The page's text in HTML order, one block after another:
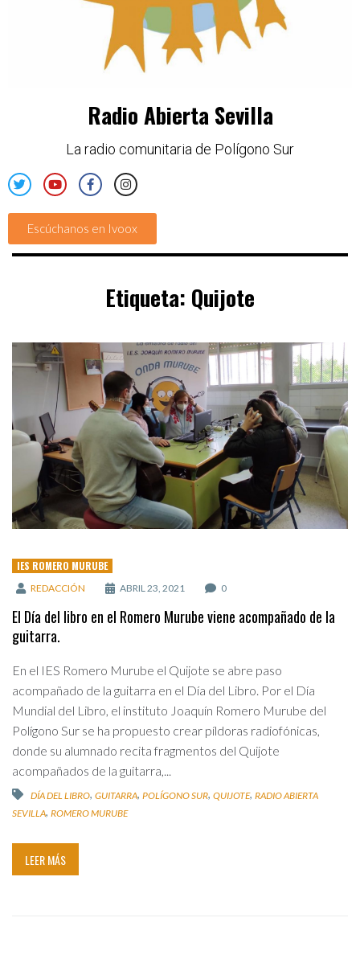
Radio Abierta Sevilla
La radio comunitaria de Polígono Sur
Escúchanos en Ivoox
Etiqueta: Quijote
IES ROMERO MURUBE
REDACCIÓN ABRIL 23, 2021 0
El Día del libro en el Romero Murube viene acompañado de la
guitarra.
En el IES Romero Murube el Quijote se abre paso
acompañado de la guitarra en el Día del Libro. Por el Día
Mundial del Libro, el instituto Joaquín Romero Murube del
Polígono Sur se ha propuesto crear píldoras radiofónicas,
donde su alumnado recita fragmentos del Quijote
acompañados de la guitarra,...
DÍA DEL LIBRO, GUITARRA, POLÍGONO SUR, QUIJOTE, RADIO ABIERTA
SEVILLA, ROMERO MURUBE
LEER MÁS